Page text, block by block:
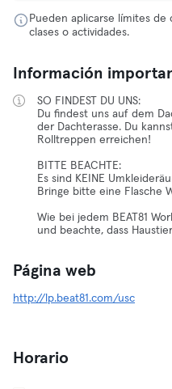
Pueden aplicarse límites
clases o actividades.
Información
SO FINDEST DU UNS:
Du findest uns auf dem
der Dachterasse. Du
Rolltreppen erreichen!
BITTE BEACHTE:
Es sind KEINE
Bringe bitte eine Flasche
Wie bei jedem BEAT81
und beachte, dass
Página web
http://lp.beat81.com/usc
Horario